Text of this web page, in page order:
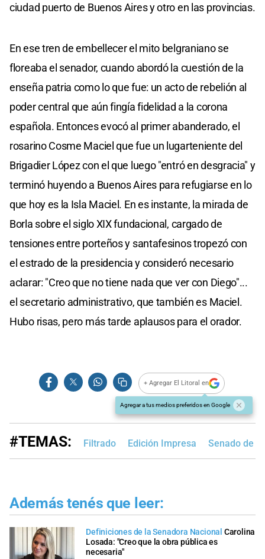
ciudad puerto de Buenos Aires y otro en las provincias.
En ese tren de embellecer el mito belgraniano se
floreaba el senador, cuando abordó la cuestión de la
enseña patria como lo que fue: un acto de rebelión al
poder central que aún fingía fidelidad a la corona
española. Entonces evocó al primer abanderado, el
rosarino Cosme Maciel que fue un lugarteniente del
Brigadier López con el que luego "entró en desgracia" y
terminó huyendo a Buenos Aires para refugiarse en lo
que hoy es la Isla Maciel. En es instante, la mirada de
Borla sobre el siglo XIX fundacional, cargado de
tensiones entre porteños y santafesinos tropezó con
el estrado de la presidencia y consideró necesario
aclarar: "Creo que no tiene nada que ver con Diego"...
el secretario administrativo, que también es Maciel.
Hubo risas, pero más tarde aplausos para el orador.
+ Agregar El Litoral en
Agregar a tus medios preferidos en Google
#TEMAS: Filtrado Edición Impresa Senado de
Además tenés que leer:
Definiciones de la Senadora Nacional Carolina
Losada: "Creo que la obra pública es
necesaria"